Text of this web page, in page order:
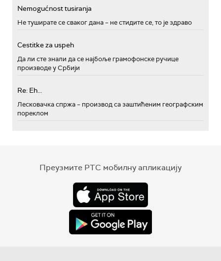
Nemogućnost tusiranja
Не туширате се сваког дана – не стидите се, то је здраво
Cestitke za uspeh
Да ли сте знали да се најбоље грамофонске ручице
производе у Србији
Re: Eh...
Лесковачка спржа – производ са заштићеним географским
пореклом
Преузмите РТС мобилну апликацију